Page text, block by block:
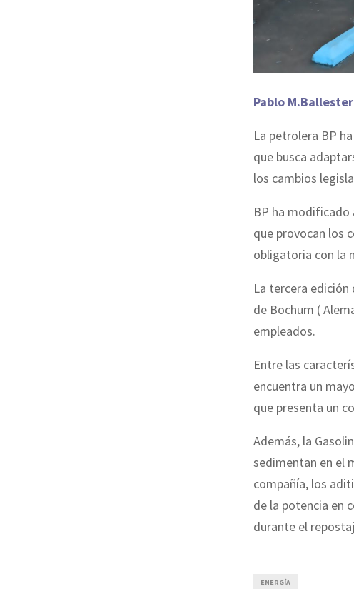
Pablo
La petrolera BP
que busca
los cambios
BP ha modificado
que provocan los
obligatoria con la
La tercera
de Bochum (
empleados.
Entre las
encuentra un
que presenta un
Además, la
sedimentan en el
compañía, los
de la potencia en
durante el
ENERGÍA